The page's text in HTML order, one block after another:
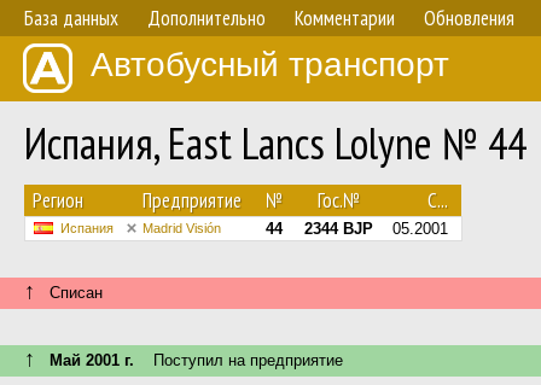
База данных Дополнительно Комментарии Обновления
Автобусный транспорт
Испания, East Lancs Lolyne № 44
Регион Предприятие № Гос.№ С...
Испания Madrid Visión 44 2344 BJP 05.2001
↑ Списан
↑ Май 2001 г. Поступил на предприятие